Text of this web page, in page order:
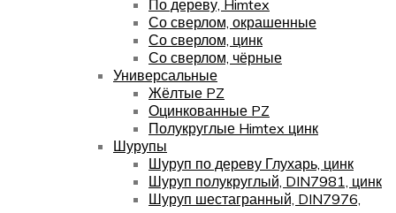
По дереву, Himtex
Со сверлом, окрашенные
Со сверлом, цинк
Со сверлом, чёрные
Универсальные
Жёлтые PZ
Оцинкованные PZ
Полукруглые Himtex цинк
Шурупы
Шуруп по дереву Глухарь, цинк
Шуруп полукруглый, DIN7981, цинк
Шуруп шестагранный, DIN7976,